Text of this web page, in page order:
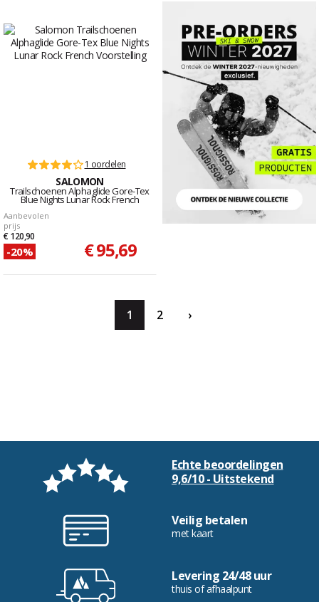
1 oordelen
SALOMON
Trailschoenen Alphaglide Gore-Tex
Blue Nights Lunar Rock French
Aanbevolen
prijs
€ 120,90
-20% € 95,69
1 2 ›
Echte beoordelingen
9,6/10 - Uitstekend
Veilig betalen
met kaart
Levering 24/48 uur
thuis of afhaalpunt